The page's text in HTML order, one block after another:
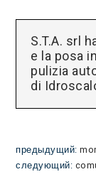
S.T.A. srl
e la posa
pulizia
di
предыдущий:
следующий: